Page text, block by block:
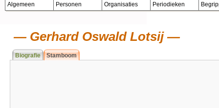
Algemeen Personen Organisaties Periodieken
Gerhard Oswald Lotsij
Biografie Stamboom